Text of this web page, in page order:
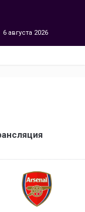
6 августа 2026